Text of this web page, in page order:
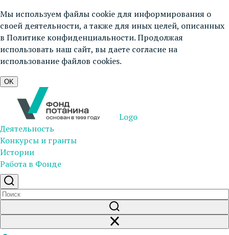
Мы используем файлы cookie для информирования о
своей деятельности, а также для иных целей, описанных
в Политике конфиденциальности. Продолжая
использовать наш сайт, вы даете согласие на
использование файлов cookies.
OK
Logo
Деятельность
Конкурсы и гранты
Истории
Работа в Фонде